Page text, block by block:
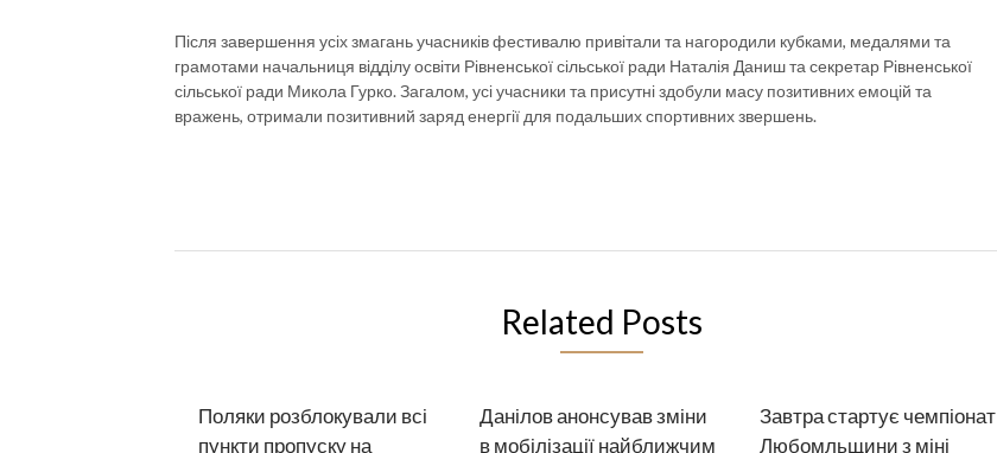
Після завершення усіх змагань учасників фестивалю привітали та нагородили кубками, медалями та
грамотами начальниця відділу освіти Рівненської сільської ради Наталія Даниш та секретар Рівненської
сільської ради Микола Гурко. Загалом, усі учасники та присутні здобули масу позитивних емоцій та
вражень, отримали позитивний заряд енергії для подальших спортивних звершень.
Related Posts
Поляки розблокували всі
пункти пропуску на
Данілов анонсував зміни
в мобілізації найближчим
Завтра стартує чемпіонат
Любомльщини з міні